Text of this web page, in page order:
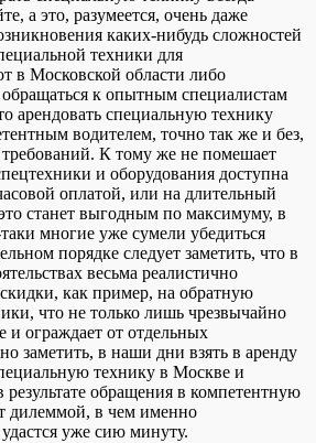
а это, разумеется, очень даже
каких-нибудь сложностей
техники для
в Московской области либо
к опытным специалистам
арендовать специальную технику
водителем, точно так же и без,
К тому же не помешает
и оборудования доступна
оплатой, или на длительный
станет выгодным по максимуму, в
многие уже сумели убедиться
порядке следует заметить, что в
весьма реалистично
как пример, на обратную
что не только лишь чрезвычайно
ограждает от отдельных
заметить, в наши дни взять в аренду
технику в Москве и
обращения в компетентную
дилеммой, в чем именно
уже сию минуту.